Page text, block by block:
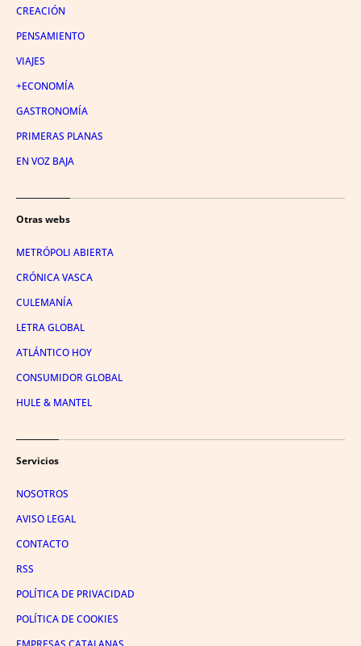
CREACIÓN
PENSAMIENTO
VIAJES
+ECONOMÍA
GASTRONOMÍA
PRIMERAS PLANAS
EN VOZ BAJA
Otras webs
METRÓPOLI ABIERTA
CRÓNICA VASCA
CULEMANÍA
LETRA GLOBAL
ATLÁNTICO HOY
CONSUMIDOR GLOBAL
HULE & MANTEL
Servicios
NOSOTROS
AVISO LEGAL
CONTACTO
RSS
POLÍTICA DE PRIVACIDAD
POLÍTICA DE COOKIES